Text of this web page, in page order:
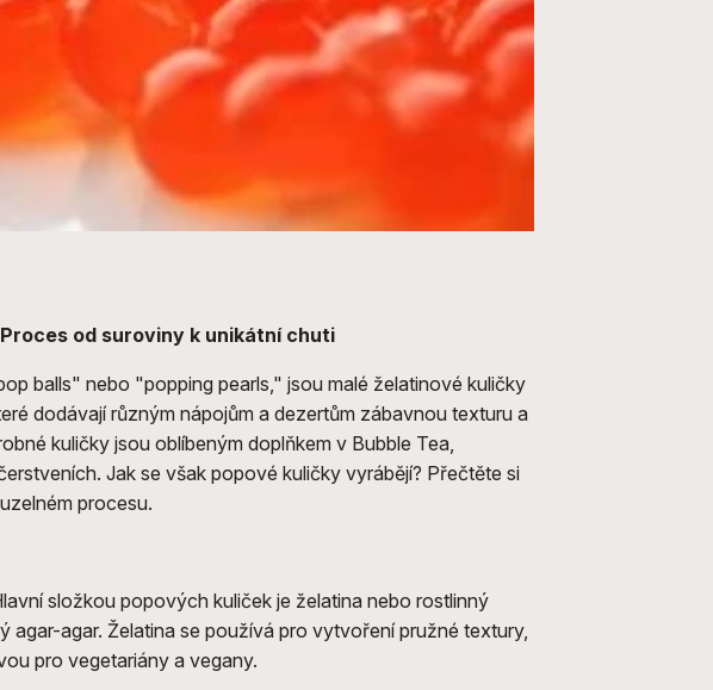
od suroviny k unikátní chuti
balls" nebo "popping pearls," jsou malé želatinové kuličky
dodávají různým nápojům a dezertům zábavnou texturu a
kuličky jsou oblíbeným doplňkem v Bubble Tea,
Jak se však popové kuličky vyrábějí? Přečtěte si
procesu.
složkou popových kuliček je želatina nebo rostlinný
agar-agar. Želatina se používá pro vytvoření pružné textury,
pro vegetariány a vegany.